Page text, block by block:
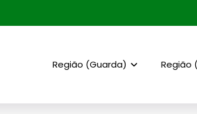
Região (Guarda) Região